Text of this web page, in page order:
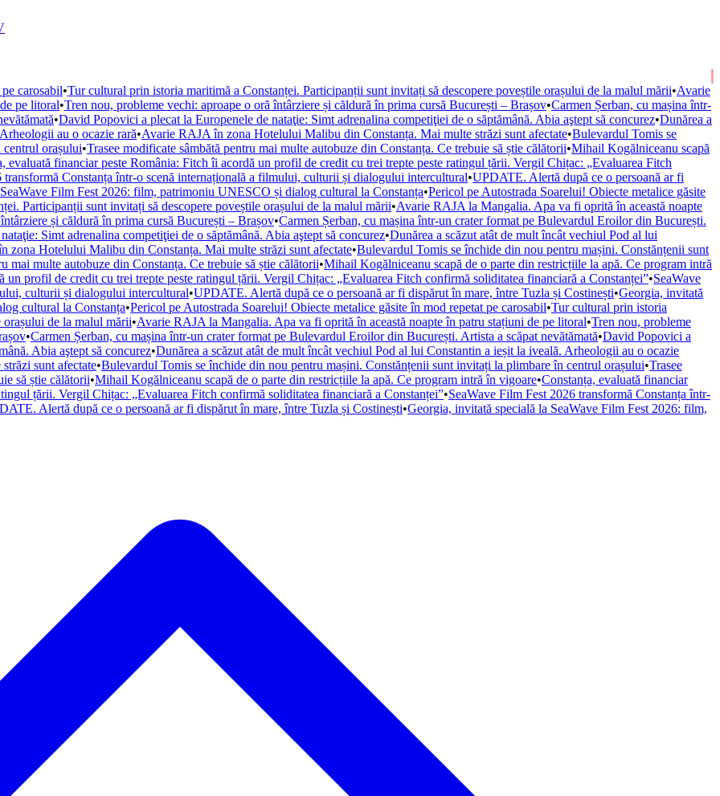
carosabil•Tur cultural prin istoria maritimă a Constanței. Participanții sunt invitați să descopere poveștile orașului de la malul mării•Avarie
pe litoral•Tren nou, probleme vechi: aproape o oră întârziere și căldură în prima cursă București – Brașov•Carmen Șerban, cu mașina într-
•David Popovici a plecat la Europenele de nataţie: Simt adrenalina competiţiei de o săptămână. Abia aştept să concurez•Dunărea a
au o ocazie rară•Avarie RAJA în zona Hotelului Malibu din Constanța. Mai multe străzi sunt afectate•Bulevardul Tomis se
orașului•Trasee modificate sâmbătă pentru mai multe autobuze din Constanța. Ce trebuie să știe călătorii•Mihail Kogălniceanu scapă
evaluată financiar peste România: Fitch îi acordă un profil de credit cu trei trepte peste ratingul țării. Vergil Chițac: „Evaluarea Fitch
transformă Constanța într-o scenă internațională a filmului, culturii și dialogului intercultural•UPDATE. Alertă după ce o persoană ar fi
Film Fest 2026: film, patrimoniu UNESCO și dialog cultural la Constanța•Pericol pe Autostrada Soarelui! Obiecte metalice găsite
Participanții sunt invitați să descopere poveștile orașului de la malul mării•Avarie RAJA la Mangalia. Apa va fi oprită în această noapte
și căldură în prima cursă București – Brașov•Carmen Șerban, cu mașina într-un crater format pe Bulevardul Eroilor din București.
Simt adrenalina competiţiei de o săptămână. Abia aştept să concurez•Dunărea a scăzut atât de mult încât vechiul Pod al lui
zona Hotelului Malibu din Constanța. Mai multe străzi sunt afectate•Bulevardul Tomis se închide din nou pentru mașini. Constănțenii sunt
mai multe autobuze din Constanța. Ce trebuie să știe călătorii•Mihail Kogălniceanu scapă de o parte din restricțiile la apă. Ce program intră
un profil de credit cu trei trepte peste ratingul țării. Vergil Chițac: „Evaluarea Fitch confirmă soliditatea financiară a Constanței”•SeaWave
culturii și dialogului intercultural•UPDATE. Alertă după ce o persoană ar fi dispărut în mare, între Tuzla și Costinești•Georgia, invitată
cultural la Constanța•Pericol pe Autostrada Soarelui! Obiecte metalice găsite în mod repetat pe carosabil•Tur cultural prin istoria
orașului de la malul mării•Avarie RAJA la Mangalia. Apa va fi oprită în această noapte în patru stațiuni de pe litoral•Tren nou, probleme
•Carmen Șerban, cu mașina într-un crater format pe Bulevardul Eroilor din București. Artista a scăpat nevătămată•David Popovici a
Abia aştept să concurez•Dunărea a scăzut atât de mult încât vechiul Pod al lui Constantin a ieșit la iveală. Arheologii au o ocazie
sunt afectate•Bulevardul Tomis se închide din nou pentru mașini. Constănțenii sunt invitați la plimbare în centrul orașului•Trasee
să știe călătorii•Mihail Kogălniceanu scapă de o parte din restricțiile la apă. Ce program intră în vigoare•Constanța, evaluată financiar
țării. Vergil Chițac: „Evaluarea Fitch confirmă soliditatea financiară a Constanței”•SeaWave Film Fest 2026 transformă Constanța într-
Alertă după ce o persoană ar fi dispărut în mare, între Tuzla și Costinești•Georgia, invitată specială la SeaWave Film Fest 2026: film,